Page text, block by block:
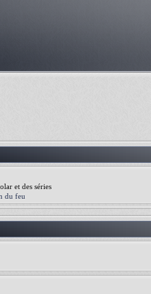
et des séries
du feu